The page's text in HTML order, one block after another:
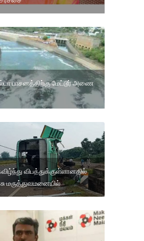
பாசனத்திற்கு மேட்டூர் அணை
விபத்துக்குள்ளானதில்
மருத்துவமனையில்